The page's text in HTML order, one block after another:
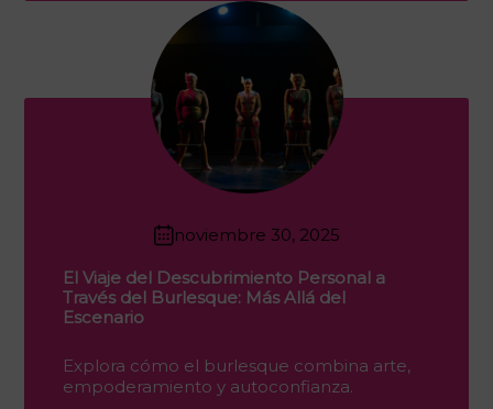
noviembre 30, 2025
El Viaje del Descubrimiento Personal a
Través del Burlesque: Más Allá del
Escenario
Explora cómo el burlesque combina arte,
empoderamiento y autoconfianza.